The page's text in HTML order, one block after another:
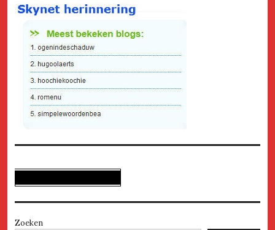
Zoeken